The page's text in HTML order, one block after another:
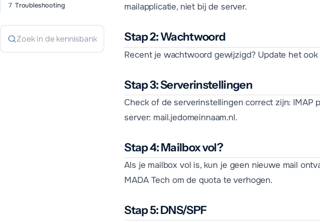
Troubleshooting
mailapplicatie, niet bij de server.
Stap 2: Wachtwoord
Recent je wachtwoord gewijzigd? Update het
Stap 3: Serverinstellingen
Check of de serverinstellingen correct zijn: IMAP
server: mail.jedomeinnaam.nl.
Stap 4: Mailbox vol?
Als je mailbox vol is, kun je geen nieuwe mail
MADA Tech om de quota te verhogen.
Stap 5: DNS/SPF